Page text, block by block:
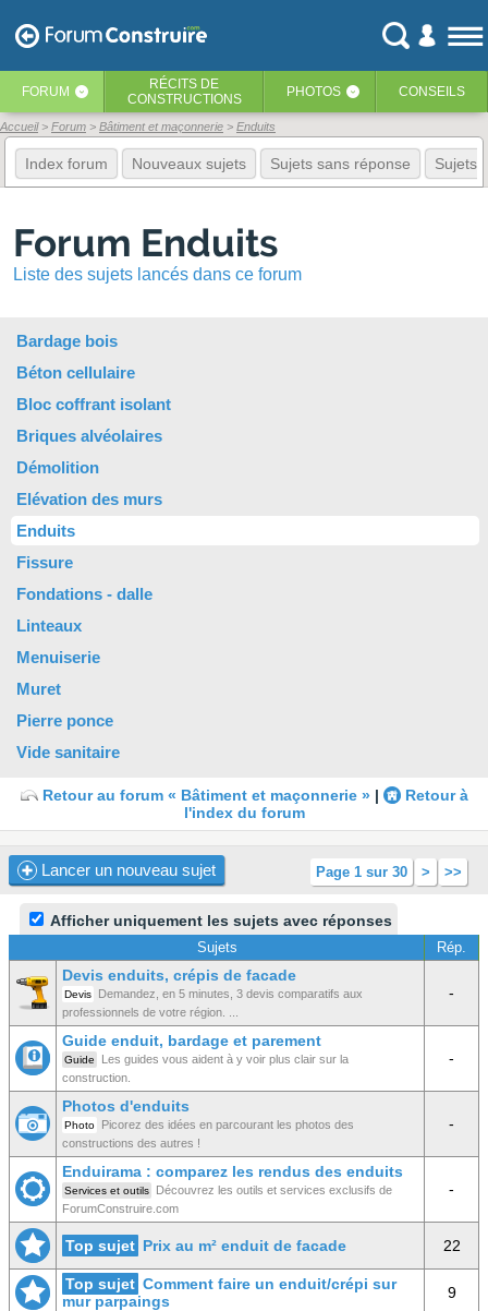
FORUM ‹ RÉCITS DE
CONSTRUCTIONS
PHOTOS ‹ CONSEILS
Accueil Forum Bâtiment et maçonnerie Enduits
Index forum Nouveaux sujets Sujets sans réponse Sujets
Forum Enduits
Liste des sujets lancés dans ce forum
Bardage bois
Béton cellulaire
Bloc coffrant isolant
Briques alvéolaires
Démolition
Elévation des murs
Enduits
Fissure
Fondations - dalle
Linteaux
Menuiserie
Muret
Pierre ponce
Vide sanitaire
Retour au forum « Bâtiment et maçonnerie »|
Retour à
l'index du forum
Page 1 sur 30 > >>
Lancer un nouveau sujet
Afficher uniquement les sujets avec réponses
Sujets Rép.
Devis enduits, crépis de facade
Devis
Demandez, en 5 minutes, 3 devis comparatifs aux
professionnels de votre région. ...
-
Guide enduit, bardage et parement
Guide
Les guides vous aident à y voir plus clair sur la
construction.
-
Photos d'enduits
Photo
Picorez des idées en parcourant les photos des
constructions des autres !
-
Enduirama : comparez les rendus des enduits
Services et outils
Découvrez les outils et services exclusifs de
ForumConstruire.com
-
Top sujet Prix au m² enduit de facade 22
Top sujet Comment faire un enduit/crépi sur
mur parpaings
9